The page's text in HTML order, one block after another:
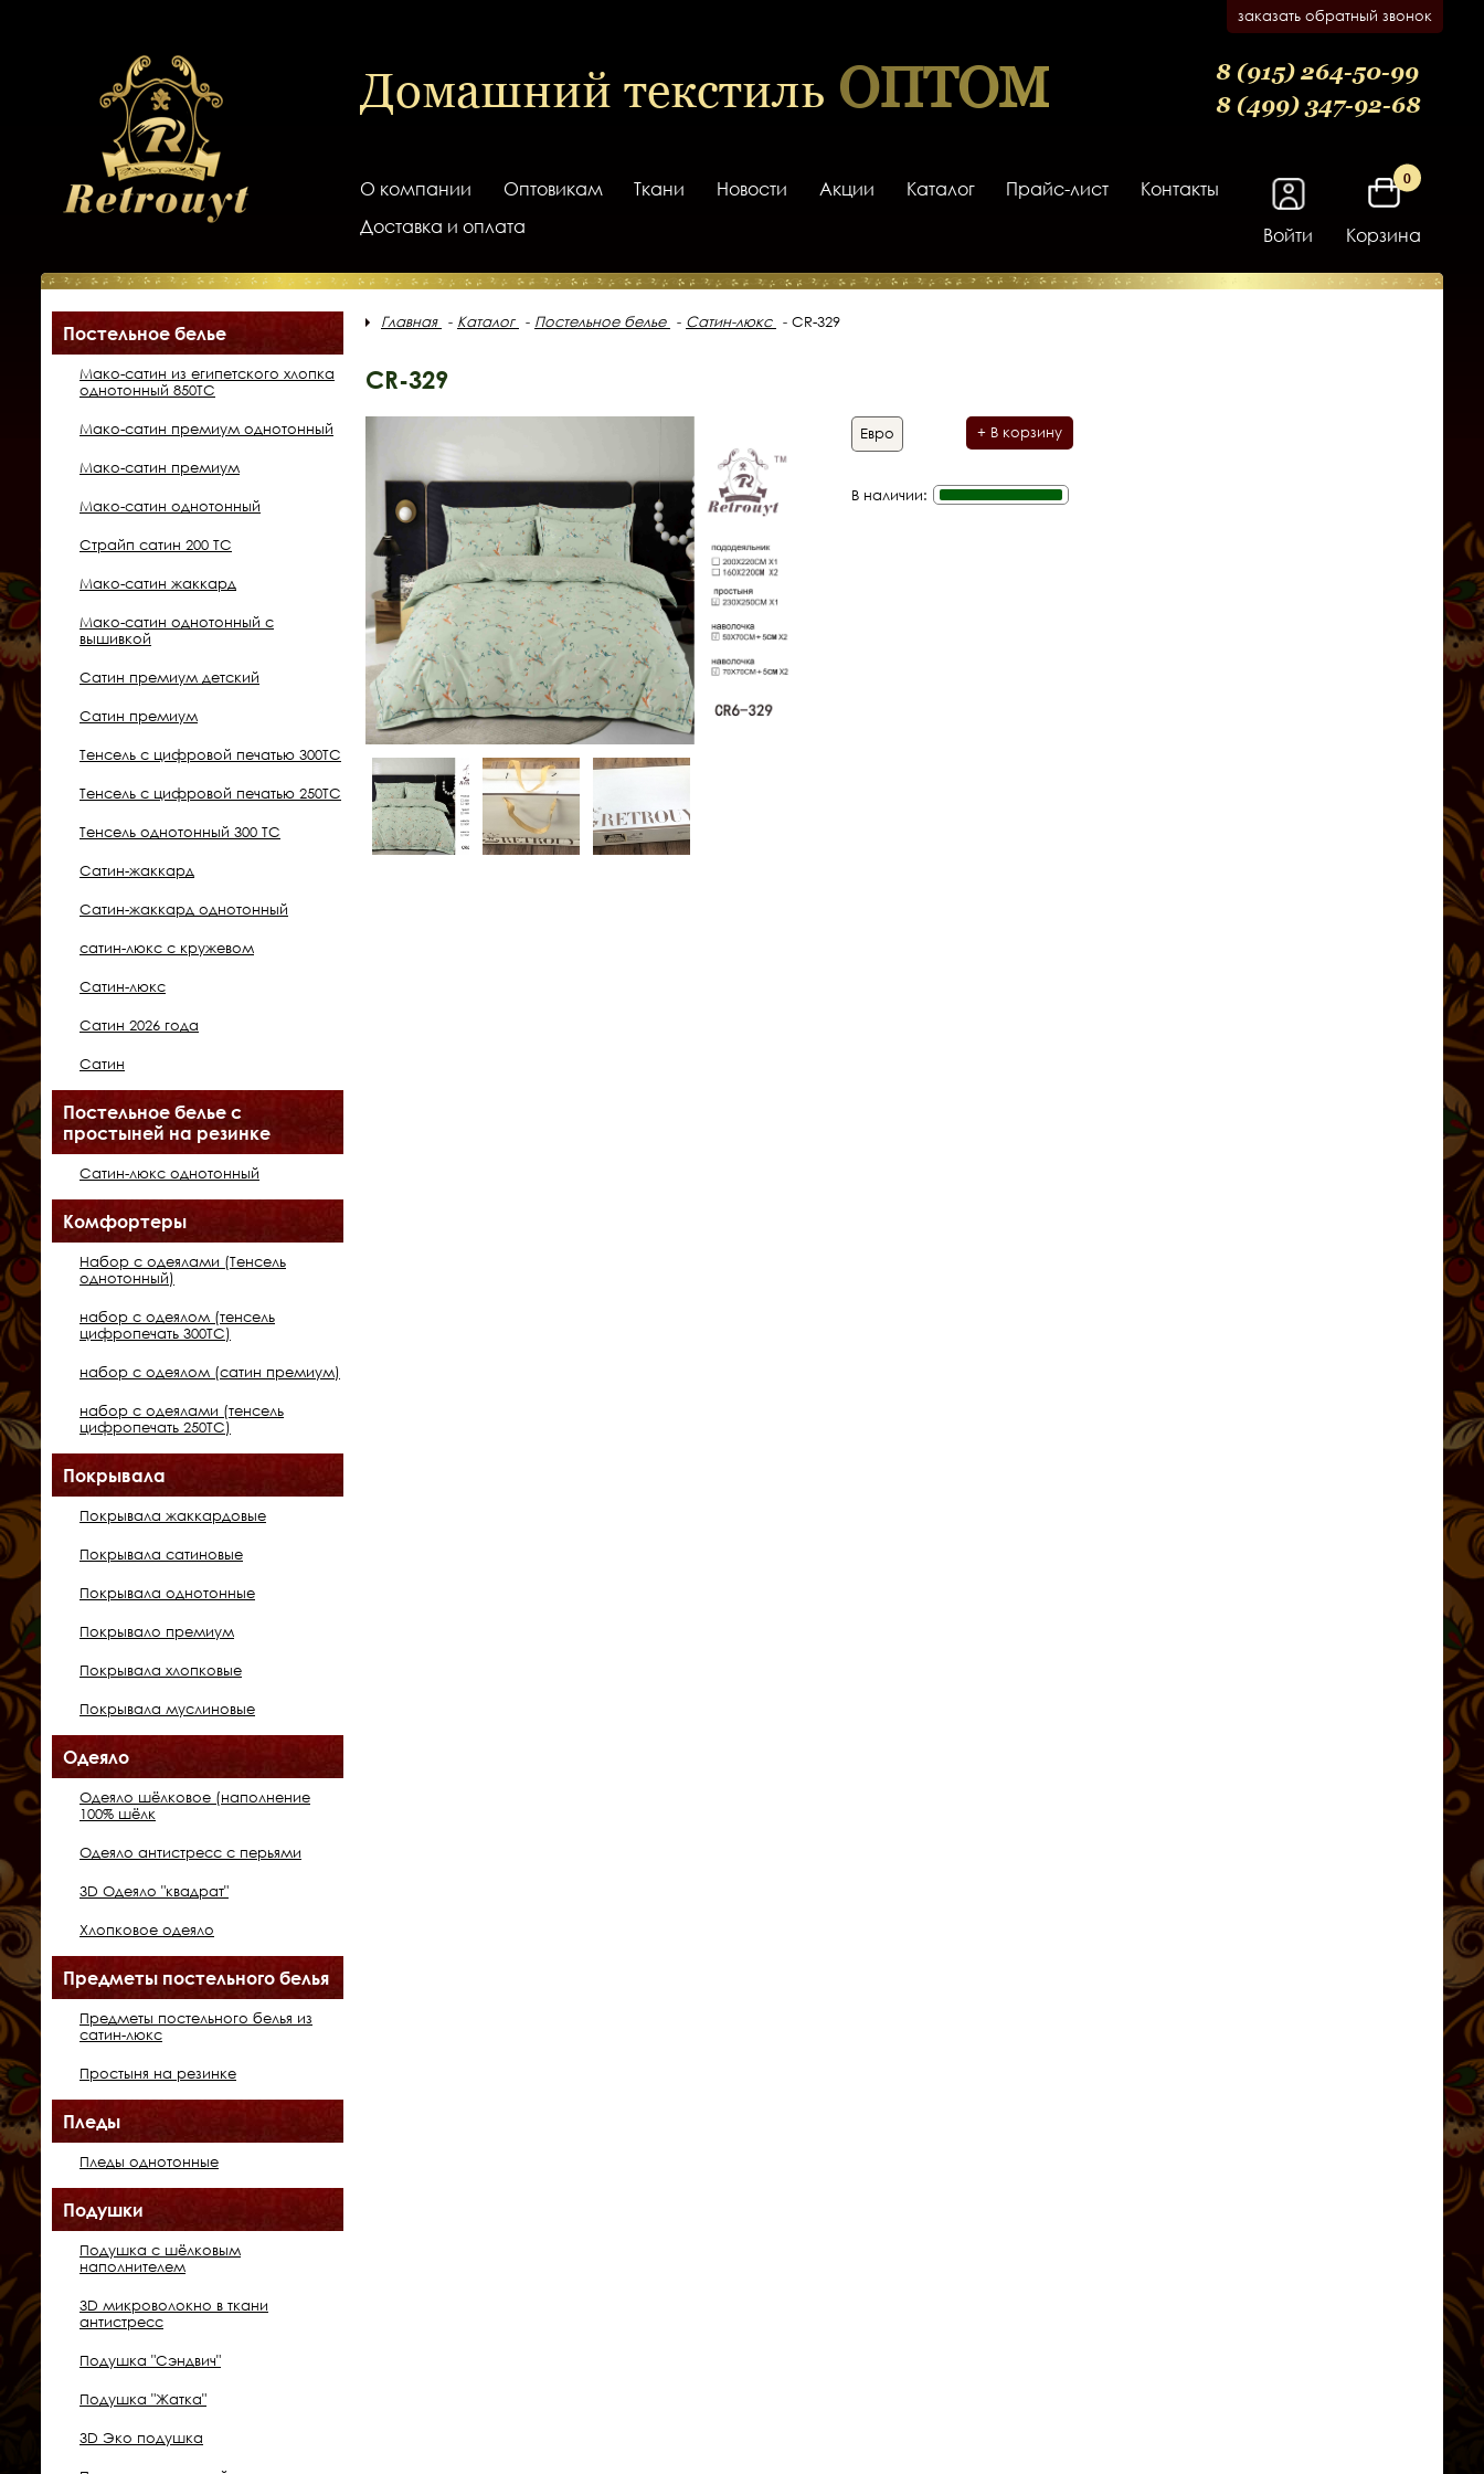
заказать обратный звонок
Домашний текстиль ОПТОМ
8 (915) 264-50-99
8 (499) 347-92-68
О компании Оптовикам Ткани Новости Акции Каталог Прайс-лист
Контакты
Доставка и оплата
Войти Корзина
0
Постельное белье
Мако-сатин из египетского хлопка
однотонный 850ТС
Мако-сатин премиум однотонный
Мако-сатин премиум
Мако-сатин однотонный
Страйп сатин 200 ТС
Мако-сатин жаккард
Мако-сатин однотонный с
вышивкой
Сатин премиум детский
Сатин премиум
Тенсель с цифровой печатью 300ТС
Тенсель с цифровой печатью 250ТС
Тенсель однотонный 300 ТС
Сатин-жаккард
Сатин-жаккард однотонный
сатин-люкс с кружевом
Сатин-люкс
Сатин 2026 года
Сатин
Постельное белье с
простыней на резинке
Сатин-люкс однотонный
Комфортеры
Набор с одеялами (Тенсель
однотонный)
набор с одеялом (тенсель
цифропечать 300ТС)
набор с одеялом (сатин премиум)
набор с одеялами (тенсель
цифропечать 250ТС)
Покрывала
Покрывала жаккардовые
Покрывала сатиновые
Покрывала однотонные
Покрывало премиум
Покрывала хлопковые
Покрывала муслиновые
Одеяло
Одеяло шёлковое (наполнение
100% шёлк
Одеяло антистресс с перьями
3D Одеяло "квадрат"
Хлопковое одеяло
Предметы постельного белья
Предметы постельного белья из
сатин-люкс
Простыня на резинке
Пледы
Пледы однотонные
Подушки
Подушка с шёлковым
наполнителем
3D микроволокно в ткани
антистресс
Подушка "Сэндвич"
Подушка "Жатка"
3D Эко подушка
Главная Каталог Постельное белье Сатин-люкс CR-329
CR-329
Евро + В корзину
В наличии: